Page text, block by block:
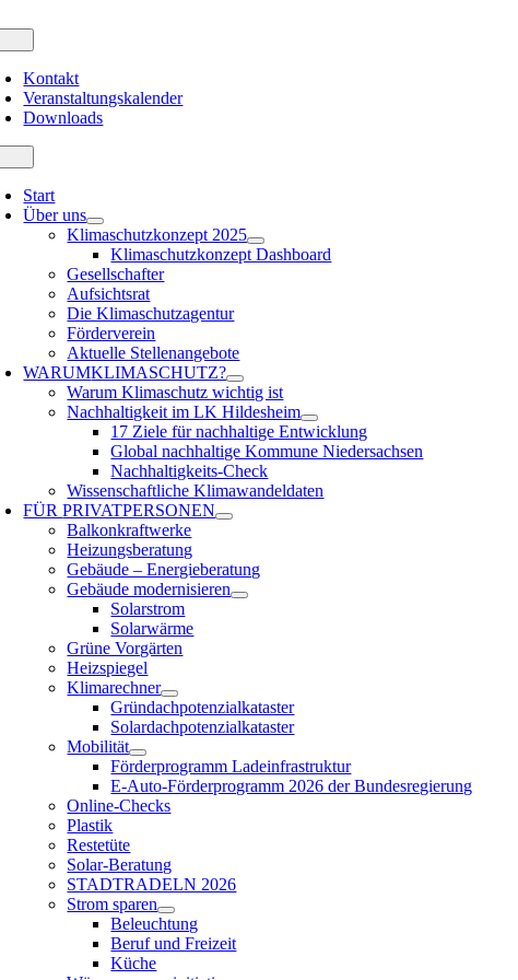
Inhalt
springen
Kontakt
Veranstaltungskalender
Downloads
Start
Über uns
Klimaschutzkonzept 2025
Klimaschutzkonzept Dashboard
Gesellschafter
Aufsichtsrat
Die Klimaschutzagentur
Förderverein
Aktuelle Stellenangebote
WARUMKLIMASCHUTZ?
Warum Klimaschutz wichtig ist
Nachhaltigkeit im LK Hildesheim
17 Ziele für nachhaltige Entwicklung
Global nachhaltige Kommune Niedersachsen
Nachhaltigkeits-Check
Wissenschaftliche Klimawandeldaten
FÜRPRIVATPERSONEN
Balkonkraftwerke
Heizungsberatung
Gebäude – Energieberatung
Gebäude modernisieren
Solarstrom
Solarwärme
Grüne Vorgärten
Heizspiegel
Klimarechner
Gründachpotenzialkataster
Solardachpotenzialkataster
Mobilität
Förderprogramm Ladeinfrastruktur
E-Auto-Förderprogramm 2026 der Bundesregierung
Online-Checks
Plastik
Restetüte
Solar-Beratung
STADTRADELN 2026
Strom sparen
Beleuchtung
Beruf und Freizeit
Küche